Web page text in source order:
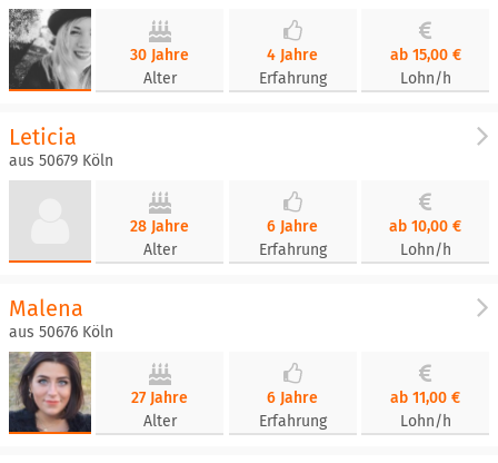
30 Jahre
Alter
4 Jahre
Erfahrung
ab 15,00 €
Lohn/h
Leticia
aus 50679 Köln
28 Jahre
Alter
6 Jahre
Erfahrung
ab 10,00 €
Lohn/h
Malena
aus 50676 Köln
27 Jahre
Alter
6 Jahre
Erfahrung
ab 11,00 €
Lohn/h